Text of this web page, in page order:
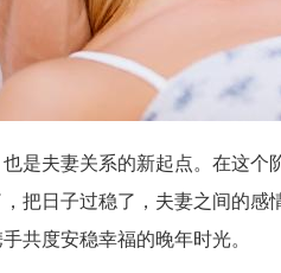
是夫妻关系的新起点。在这
把日子过稳了，夫妻之间的
共度安稳幸福的晚年时光。